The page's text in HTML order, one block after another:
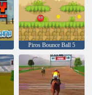
Piros Bounce Ball 5